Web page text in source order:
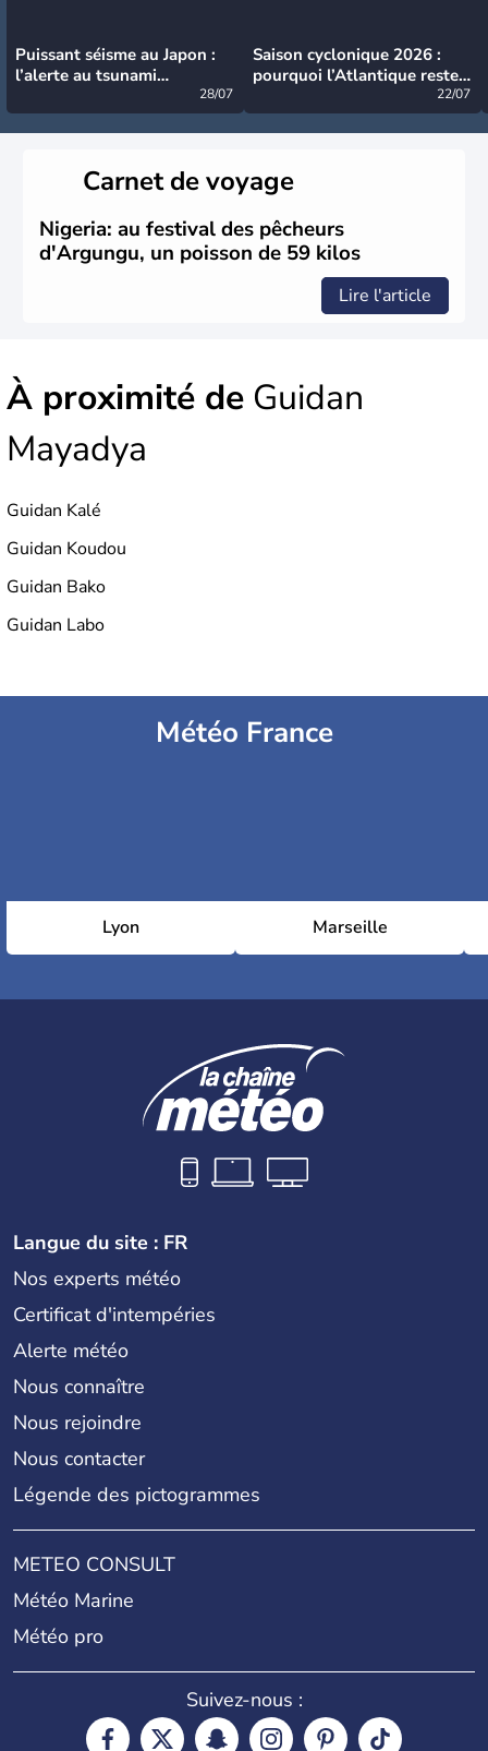
Puissant séisme au Japon :
l’alerte au tsunami
28/07
Saison cyclonique 2026 :
pourquoi l’Atlantique reste
22/07
Carnet de voyage
Nigeria: au festival des pêcheurs
d'Argungu, un poisson de 59 kilos
Lire l'article
À proximité de Guidan
Mayadya
Guidan Kalé
Guidan Koudou
Guidan Bako
Guidan Labo
Météo France
Lyon Marseille
Langue du site : FR
Nos experts météo
Certificat d'intempéries
Alerte météo
Nous connaître
Nous rejoindre
Nous contacter
Légende des pictogrammes
METEO CONSULT
Météo Marine
Météo pro
Suivez-nous :